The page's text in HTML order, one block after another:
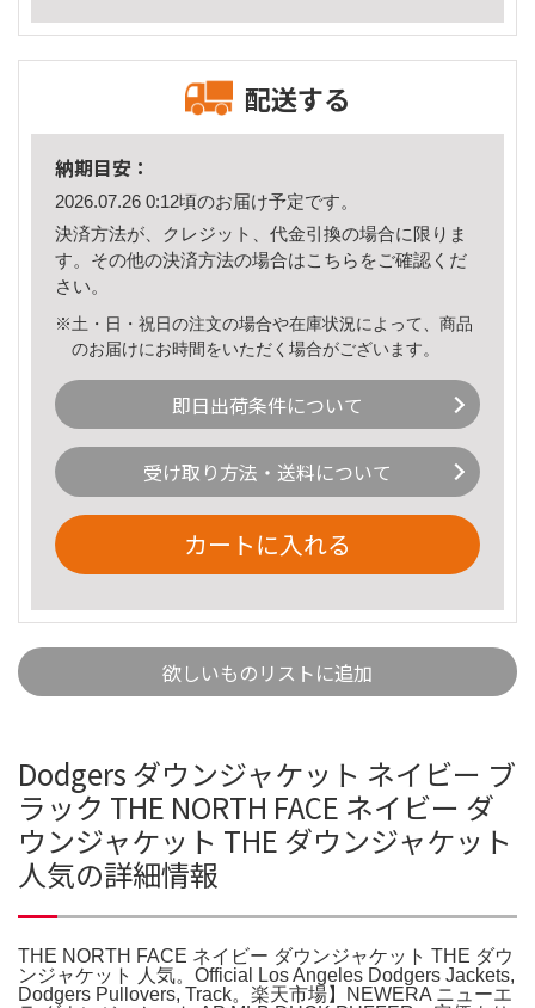
配送する
納期目安：
2026.07.26 0:12頃のお届け予定です。
決済方法が、クレジット、代金引換の場合に限りま
す。その他の決済方法の場合はこちら をご確認くだ
さい。
※土・日・祝日の注文の場合や在庫状況によって、商品
のお届けにお時間をいただく場合がございます。
即日出荷条件について
受け取り方法・送料について
カートに入れる
欲しいものリストに追加
Dodgers ダウンジャケット ネイビー ブ
ラック THE NORTH FACE ネイビー ダ
ウンジャケット THE ダウンジャケット
人気の詳細情報
THE NORTH FACE ネイビー ダウンジャケット THE ダウ
ンジャケット 人気。Official Los Angeles Dodgers Jackets,
Dodgers Pullovers, Track。楽天市場】NEWERA ニューエ